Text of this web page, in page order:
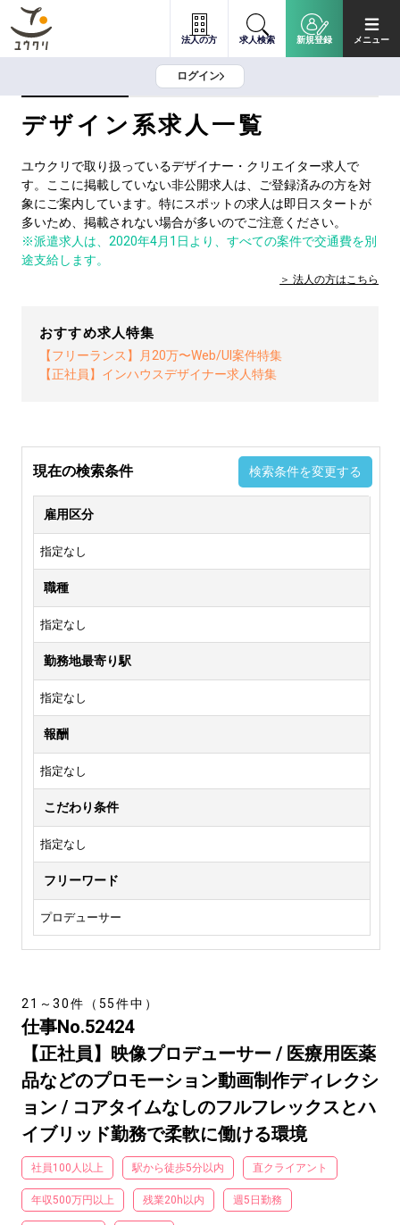
法人の方 求人検索 新規登録 メニュー
ログイン
デザイン系求人一覧
ユウクリで取り扱っているデザイナー・クリエイター求人で
す。ここに掲載していない非公開求人は、ご登録済みの方を対
象にご案内しています。特にスポットの求人は即日スタートが
多いため、掲載されない場合が多いのでご注意ください。
※派遣求人は、2020年4月1日より、すべての案件で交通費を別
途支給します。
法人の方はこちら
おすすめ求人特集
【フリーランス】月20万〜Web/UI案件特集
【正社員】インハウスデザイナー求人特集
現在の検索条件 検索条件を変更する
雇用区分
指定なし
職種
指定なし
勤務地最寄り駅
指定なし
報酬
指定なし
こだわり条件
指定なし
フリーワード
プロデューサー
21～30件（55件中）
仕事No.52424
【正社員】映像プロデューサー / 医療用医薬
品などのプロモーション動画制作ディレクシ
ョン / コアタイムなしのフルフレックスとハ
イブリッド勤務で柔軟に働ける環境
社員100人以上 駅から徒歩5分以内 直クライアント
年収500万円以上 残業20h以内 週5日勤務